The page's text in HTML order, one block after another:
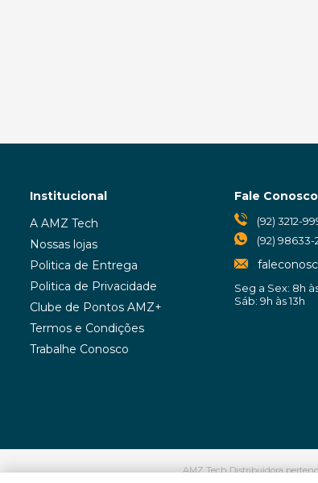
Institucional
A AMZ Tech
Nossas lojas
Politica de Entrega
Politica de Privacidade
Clube de Pontos AMZ+
Termos e Condições
Trabalhe Conosco
Fale Conosco
(92) 3212-
(92) 98633-
Seg a Sex: 8h
Sáb: 9h às 13h
AMZ Tech Distribuidora